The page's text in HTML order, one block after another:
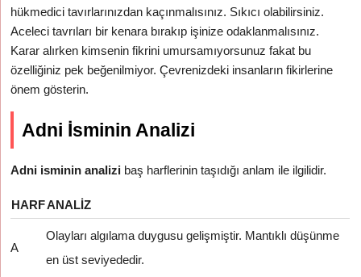
hükmedici tavırlarınızdan kaçınmalısınız. Sıkıcı olabilirsiniz.
Aceleci tavrıları bir kenara bırakıp işinize odaklanmalısınız.
Karar alırken kimsenin fikrini umursamıyorsunuz fakat bu
özelliğiniz pek beğenilmiyor. Çevrenizdeki insanların fikirlerine
önem gösterin.
Adni İsminin Analizi
Adni isminin analizi baş harflerinin taşıdığı anlam ile ilgilidir.
HARFANALIZ
A
Olayları algılama duygusu gelişmiştir. Mantıklı düşünme
en üst seviyededir.